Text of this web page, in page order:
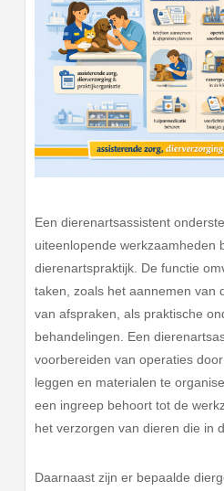
Een dierenartsassistent
uiteenlopende werkzaamheden
dierenartspraktijk. De functie
taken, zoals het aannemen van
van afspraken, als praktische
behandelingen. Een
voorbereiden van operaties
leggen en materialen te
een ingreep behoort tot de
het verzorgen van dieren die in
Daarnaast zijn er bepaalde